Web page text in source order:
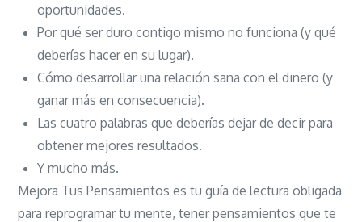
oportunidades.
Por qué ser duro contigo mismo no funciona (y qué
deberías hacer en su lugar).
Cómo desarrollar una relación sana con el dinero (y
ganar más en consecuencia).
Las cuatro palabras que deberías dejar de decir para
obtener mejores resultados.
Y mucho más.
Mejora Tus Pensamientos es tu guía de lectura obligada
para reprogramar tu mente, tener pensamientos que te